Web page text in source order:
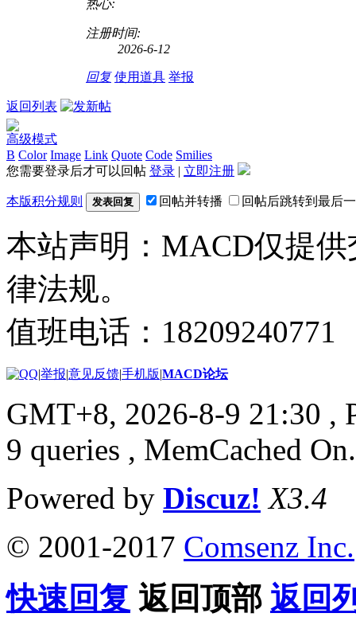
热心:
注册时间:
2026-6-12
回复 使用道具 举报
返回列表
高级模式
B Color Image Link Quote Code Smilies
您需要登录后才可以回帖 登录 | 立即注册
本版积分规则 发表回复 回帖并转播 回帖后跳转到最后
本站声明：MACD仅提
律法规。
值班电话：
|举报|意见反馈|手机版|MACD论坛
GMT+8, 2026-8-9 21:30 ,
9 queries , MemCached On.
Powered by Discuz! X3.4
© 2001-2017 Comsenz Inc.
快速回复 返回顶部 返回